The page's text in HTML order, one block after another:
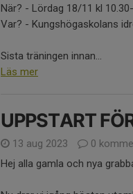
När? - Lördag 18/11 kl
Var? - Kungshögaskolans
Sista träningen innan...
Läs mer
UPPSTART
13 aug 2023
0
Hej alla gamla och nya